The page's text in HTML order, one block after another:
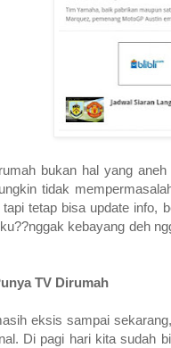
bukan hal yang
tidak
tetap bisa update
kebayang deh
TV Dirumah
eksis sampai
Di pagi hari kita sudah